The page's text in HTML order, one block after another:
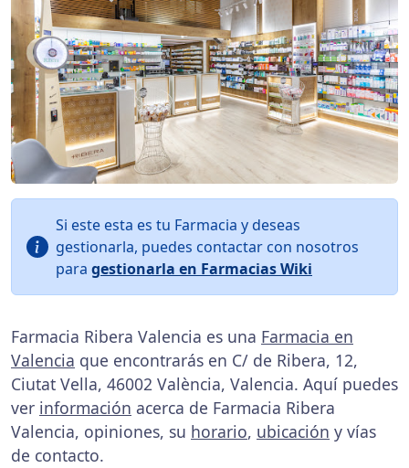
Si este esta es tu Farmacia y deseas
gestionarla, puedes contactar con nosotros
para gestionarla en Farmacias Wiki
Farmacia Ribera Valencia es una Farmacia en
Valencia que encontrarás en C/ de Ribera, 12,
Ciutat Vella, 46002 València, Valencia. Aquí puedes
ver información acerca de Farmacia Ribera
Valencia, opiniones, su horario, ubicación y vías
de contacto.